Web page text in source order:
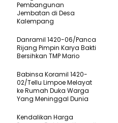
Pembangunan
Jembatan di Desa
Kalempang
Danramil 1420-06/Panca
Rijang Pimpin Karya Bakti
Bersihkan TMP Mario
Babinsa Koramil 1420-
02/Tellu Limpoe Melayat
ke Rumah Duka Warga
Yang Meninggal Dunia
Kendalikan Harga